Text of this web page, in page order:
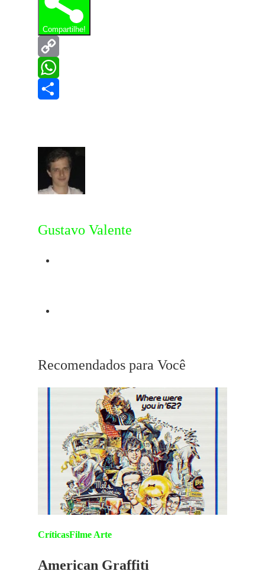
Compartilhe!
Copy
Link
WhatsApp
Gustavo Valente
Recomendados para Você
CríticasFilme Arte
American Graffiti